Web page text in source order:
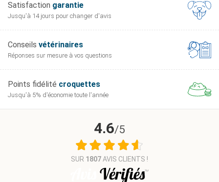
Satisfaction garantie
Jusqu'à 14 jours pour changer d'avis
Conseils vétérinaires
Réponses sur mesure à vos questions
Points fidélité croquettes
Jusqu'à 5% d'économie toute l'année
4.6/5
SUR 1807AVIS CLIENTS !